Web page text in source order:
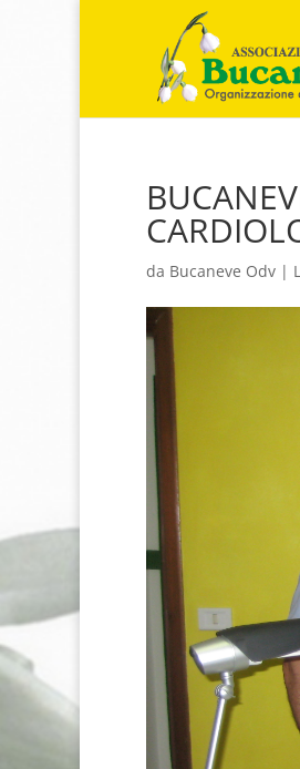
da Bucaneve Odv |